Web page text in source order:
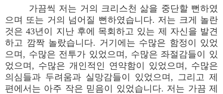
가끔씩 저는 거의 크리스천 삶을 중단할 뻔하였
으며 또는 거의 넘어질 뻔하였습니다. 저는 크게 놀란
것은 43년이 지난 후에 목회하고 있는 제 자신을 발견
하고 깜짝 놀랐습니다. 거기에는 수많은 함정이 있었
으며, 수많은 전투가 있었으며, 수많은 좌절감들이 있
었으며, 수많은 개인적인 연약함이 있었으며, 수많은
의심들과 두려움과 실망감들이 있었으며, 그리고 제
편에서는 아주 작은 믿음이 있었습니다. 저는 가끔 제